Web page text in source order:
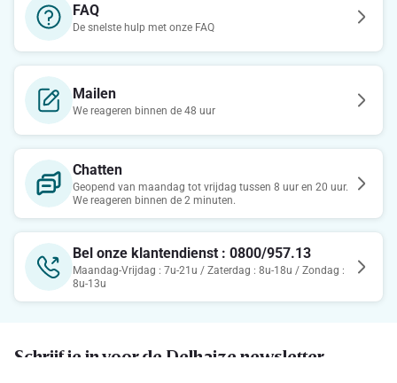
FAQ
De snelste hulp met onze FAQ
Mailen
We reageren binnen de 48 uur
Chatten
Geopend van maandag tot vrijdag tussen 8 uur en 20 uur.
We reageren binnen de 2 minuten.
Bel onze klantendienst : 0800/957.13
Maandag-Vrijdag : 7u-21u / Zaterdag : 8u-18u / Zondag :
8u-13u
Schrijf je in voor de Delhaize newsletter